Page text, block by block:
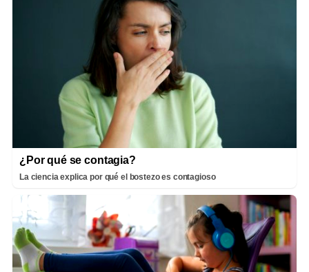
¿Por qué se contagia?
La ciencia explica por qué el bostezo es contagioso